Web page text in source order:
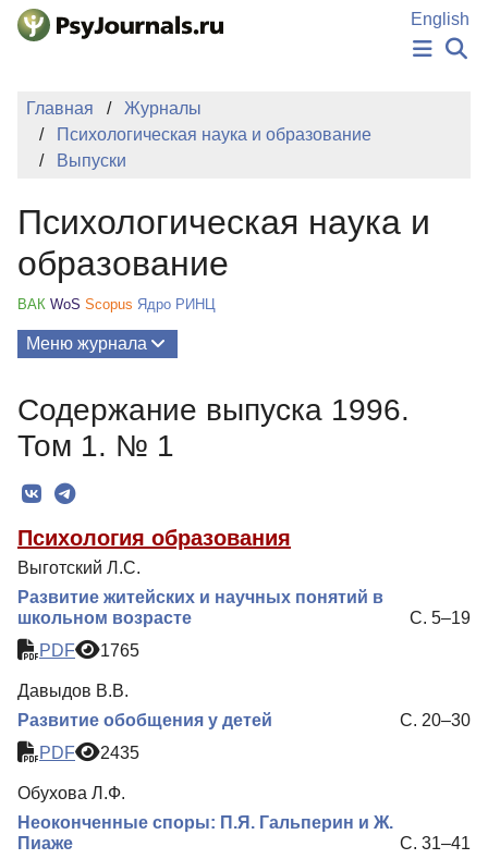
Перейти к основному содержанию
English
НОВОСТИ
ИЗДАНИЯ
АВТОРЫ
КЛЮЧЕВЫЕ СЛОВА
Главная
Журналы
Психологическая наука и образование
Выпуски
Психологическая наука и
образование
ВАК WoS Scopus Ядро РИНЦ
Меню журнала
О Журнале
Редколлегия
Редакционная политика
Для авторов
Рубрики
Препринты
Содержание выпуска 1996.
Том 1. № 1
Психология образования
Выготский Л.С.
Развитие житейских и научных понятий в
школьном возрасте
С. 5–19
PDF
1765
Давыдов В.В.
Развитие обобщения у детей
С. 20–30
PDF
2435
Обухова Л.Ф.
Неоконченные споры: П.Я. Гальперин и Ж.
Пиаже
С. 31–41